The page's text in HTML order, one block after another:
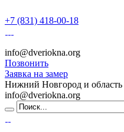
+7 (831) 418-00-18
info@dveriokna.org
Позвонить
Заявка на замер
Нижний Новгород и область
info@dveriokna.org